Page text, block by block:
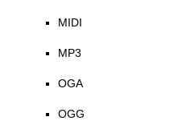
MIDI
MP3
OGA
OGG